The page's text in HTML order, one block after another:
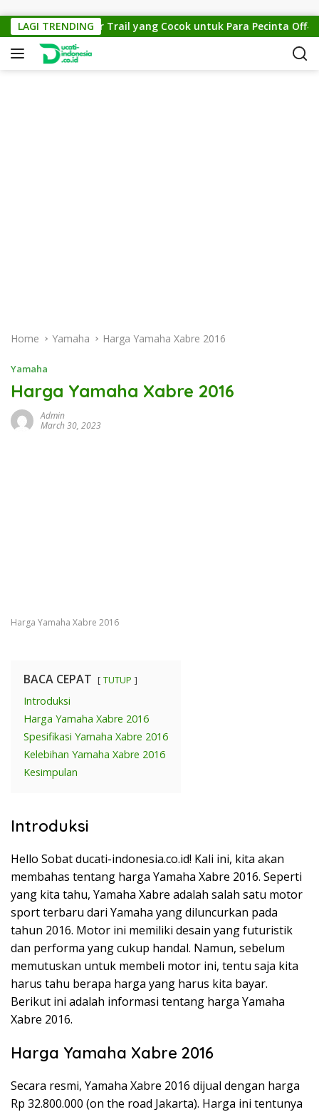
LAGI TRENDING
150: Motor Trail yang Cocok untuk Para Pecinta Off-Road
Home Yamaha Harga Yamaha Xabre 2016
Yamaha
Harga Yamaha Xabre 2016
Admin
March 30, 2023
Harga Yamaha Xabre 2016
BACA CEPAT TUTUP
Introduksi
Harga Yamaha Xabre 2016
Spesifikasi Yamaha Xabre 2016
Kelebihan Yamaha Xabre 2016
Kesimpulan
Introduksi
Hello Sobat ducati-indonesia.co.id! Kali ini, kita akan
membahas tentang harga Yamaha Xabre 2016. Seperti
yang kita tahu, Yamaha Xabre adalah salah satu motor
sport terbaru dari Yamaha yang diluncurkan pada
tahun 2016. Motor ini memiliki desain yang futuristik
dan performa yang cukup handal. Namun, sebelum
memutuskan untuk membeli motor ini, tentu saja kita
harus tahu berapa harga yang harus kita bayar.
Berikut ini adalah informasi tentang harga Yamaha
Xabre 2016.
Harga Yamaha Xabre 2016
Secara resmi, Yamaha Xabre 2016 dijual dengan harga
Rp 32.800.000 (on the road Jakarta). Harga ini tentunya